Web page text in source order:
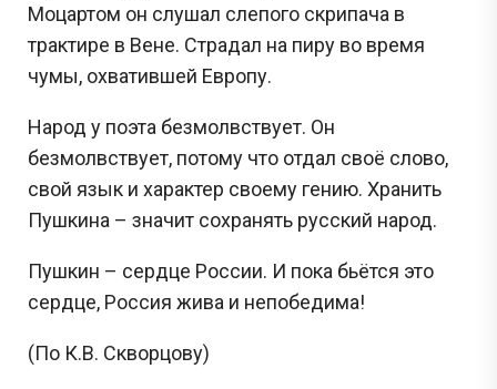
Моцартом он слушал слепого скрипача в
трактире в Вене. Страдал на пиру во время
чумы, охватившей Европу.
Народ у поэта безмолвствует. Он
безмолвствует, потому что отдал своё слово,
свой язык и характер своему гению. Хранить
Пушкина – значит сохранять русский народ.
Пушкин – сердце России. И пока бьётся это
сердце, Россия жива и непобедима!
(По К.В. Скворцову)